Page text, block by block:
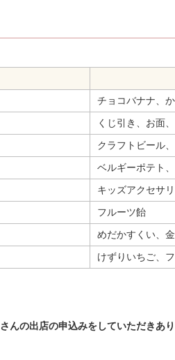
チョコ
くじ引き、お面
クラフトビール
屋
ベルギーポテト
キッズアクセサ
フルーツ飴
めだかすくい、
けずりいちご、
んの出店の申込みをしていただきあ